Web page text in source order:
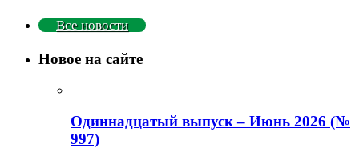
Все новости
Новое на сайте
Одиннадцатый выпуск – Июнь 2026 (№
997)